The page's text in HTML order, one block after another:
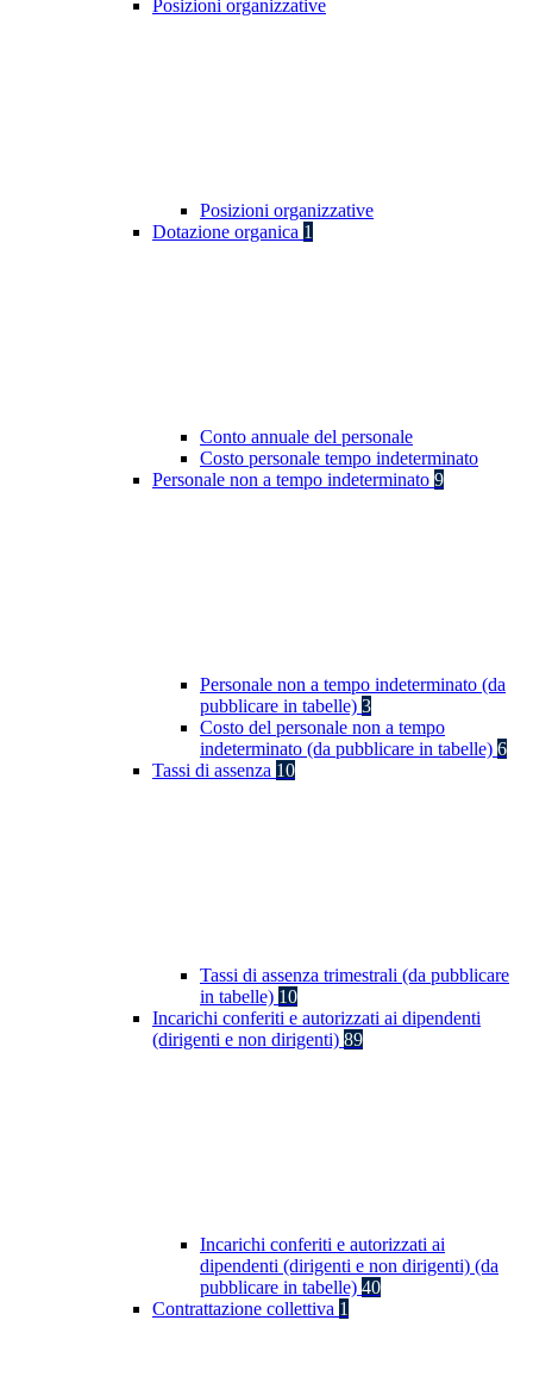
Posizioni organizzative
Posizioni organizzative
Dotazione organica 1
Conto annuale del personale
Costo personale tempo indeterminato
Personale non a tempo indeterminato 9
Personale non a tempo indeterminato (da
pubblicare in tabelle) 3
Costo del personale non a tempo
indeterminato (da pubblicare in tabelle) 6
Tassi di assenza 10
Tassi di assenza trimestrali (da pubblicare
in tabelle) 10
Incarichi conferiti e autorizzati ai dipendenti
(dirigenti e non dirigenti) 89
Incarichi conferiti e autorizzati ai
dipendenti (dirigenti e non dirigenti) (da
pubblicare in tabelle) 40
Contrattazione collettiva 1